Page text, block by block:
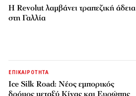
Η Revolut λαμβάνει τραπεζική άδεια
στη Γαλλία
ΕΠΙΚΑΙΡΟΤΗΤΑ
Ice Silk Road: Nέος εμπορικός